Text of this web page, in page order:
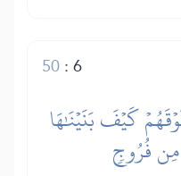
6
:
50
كَيۡفَ بَنَيۡنَٰهَا
مِن فُرُوجٖ